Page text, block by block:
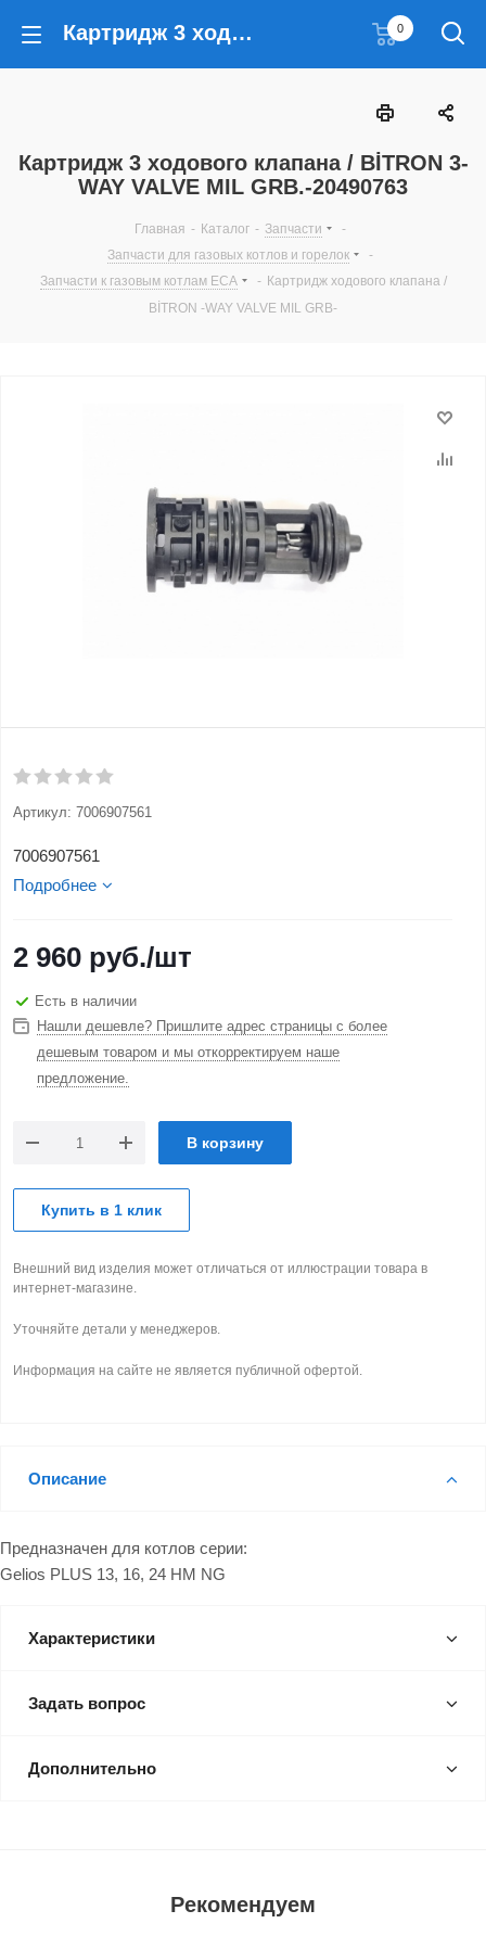
Картридж 3 ходового клапана / BİTRON 3-WAY VALVE MIL GRB.-20490763 0
Картридж 3 ходового клапана / BİTRON 3-
WAY VALVE MIL GRB.-20490763
Главная - Каталог - Запчасти
-
Запчасти для газовых котлов и горелок
-
Запчасти к газовым котлам ECA
- Картридж ходового клапана /
BİTRON -WAY VALVE MIL GRB-
Артикул: 7006907561
7006907561
Подробнее
2 960 руб./шт
Есть в наличии
Нашли дешевле? Пришлите адрес страницы с более
дешевым товаром и мы откорректируем наше
предложение.
В корзину
Купить в 1 клик
Внешний вид изделия может отличаться от иллюстрации товара в
интернет-магазине.
Уточняйте детали у менеджеров.
Информация на сайте не является публичной офертой.
Описание
Предназначен для котлов серии:
Gelios PLUS 13, 16, 24 HM NG
Характеристики
Задать вопрос
Дополнительно
Рекомендуем